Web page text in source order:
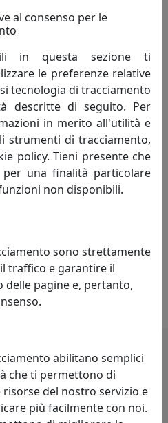
qualunque tipo di distorsione
il mercato a preferirlo
e dimostrando una
rispetto al vetro).
combinazione tra
ed artigianalità, in grado di
idee in progetti, progetti in
prodotti di design che
Iplex dispone di
di ultima generazione e a
di materiale, da forgiare in
Iplex ha i suoi punti di
formata da decine di anni
alla soluzione delle esigenze
di ciascun prodotto.
al consenso per le
in questa sezione ti
le preferenze relative
tecnologia di tracciamento
descritte di seguito. Per
in merito all'utilità e
strumenti di tracciamento,
policy. Tieni presente che
una finalità particolare
non disponibili.
sono strettamente
traffico e garantire il
pagine e, pertanto,
abilitano semplici
che ti permettono di
del nostro servizio e
più facilmente con noi.